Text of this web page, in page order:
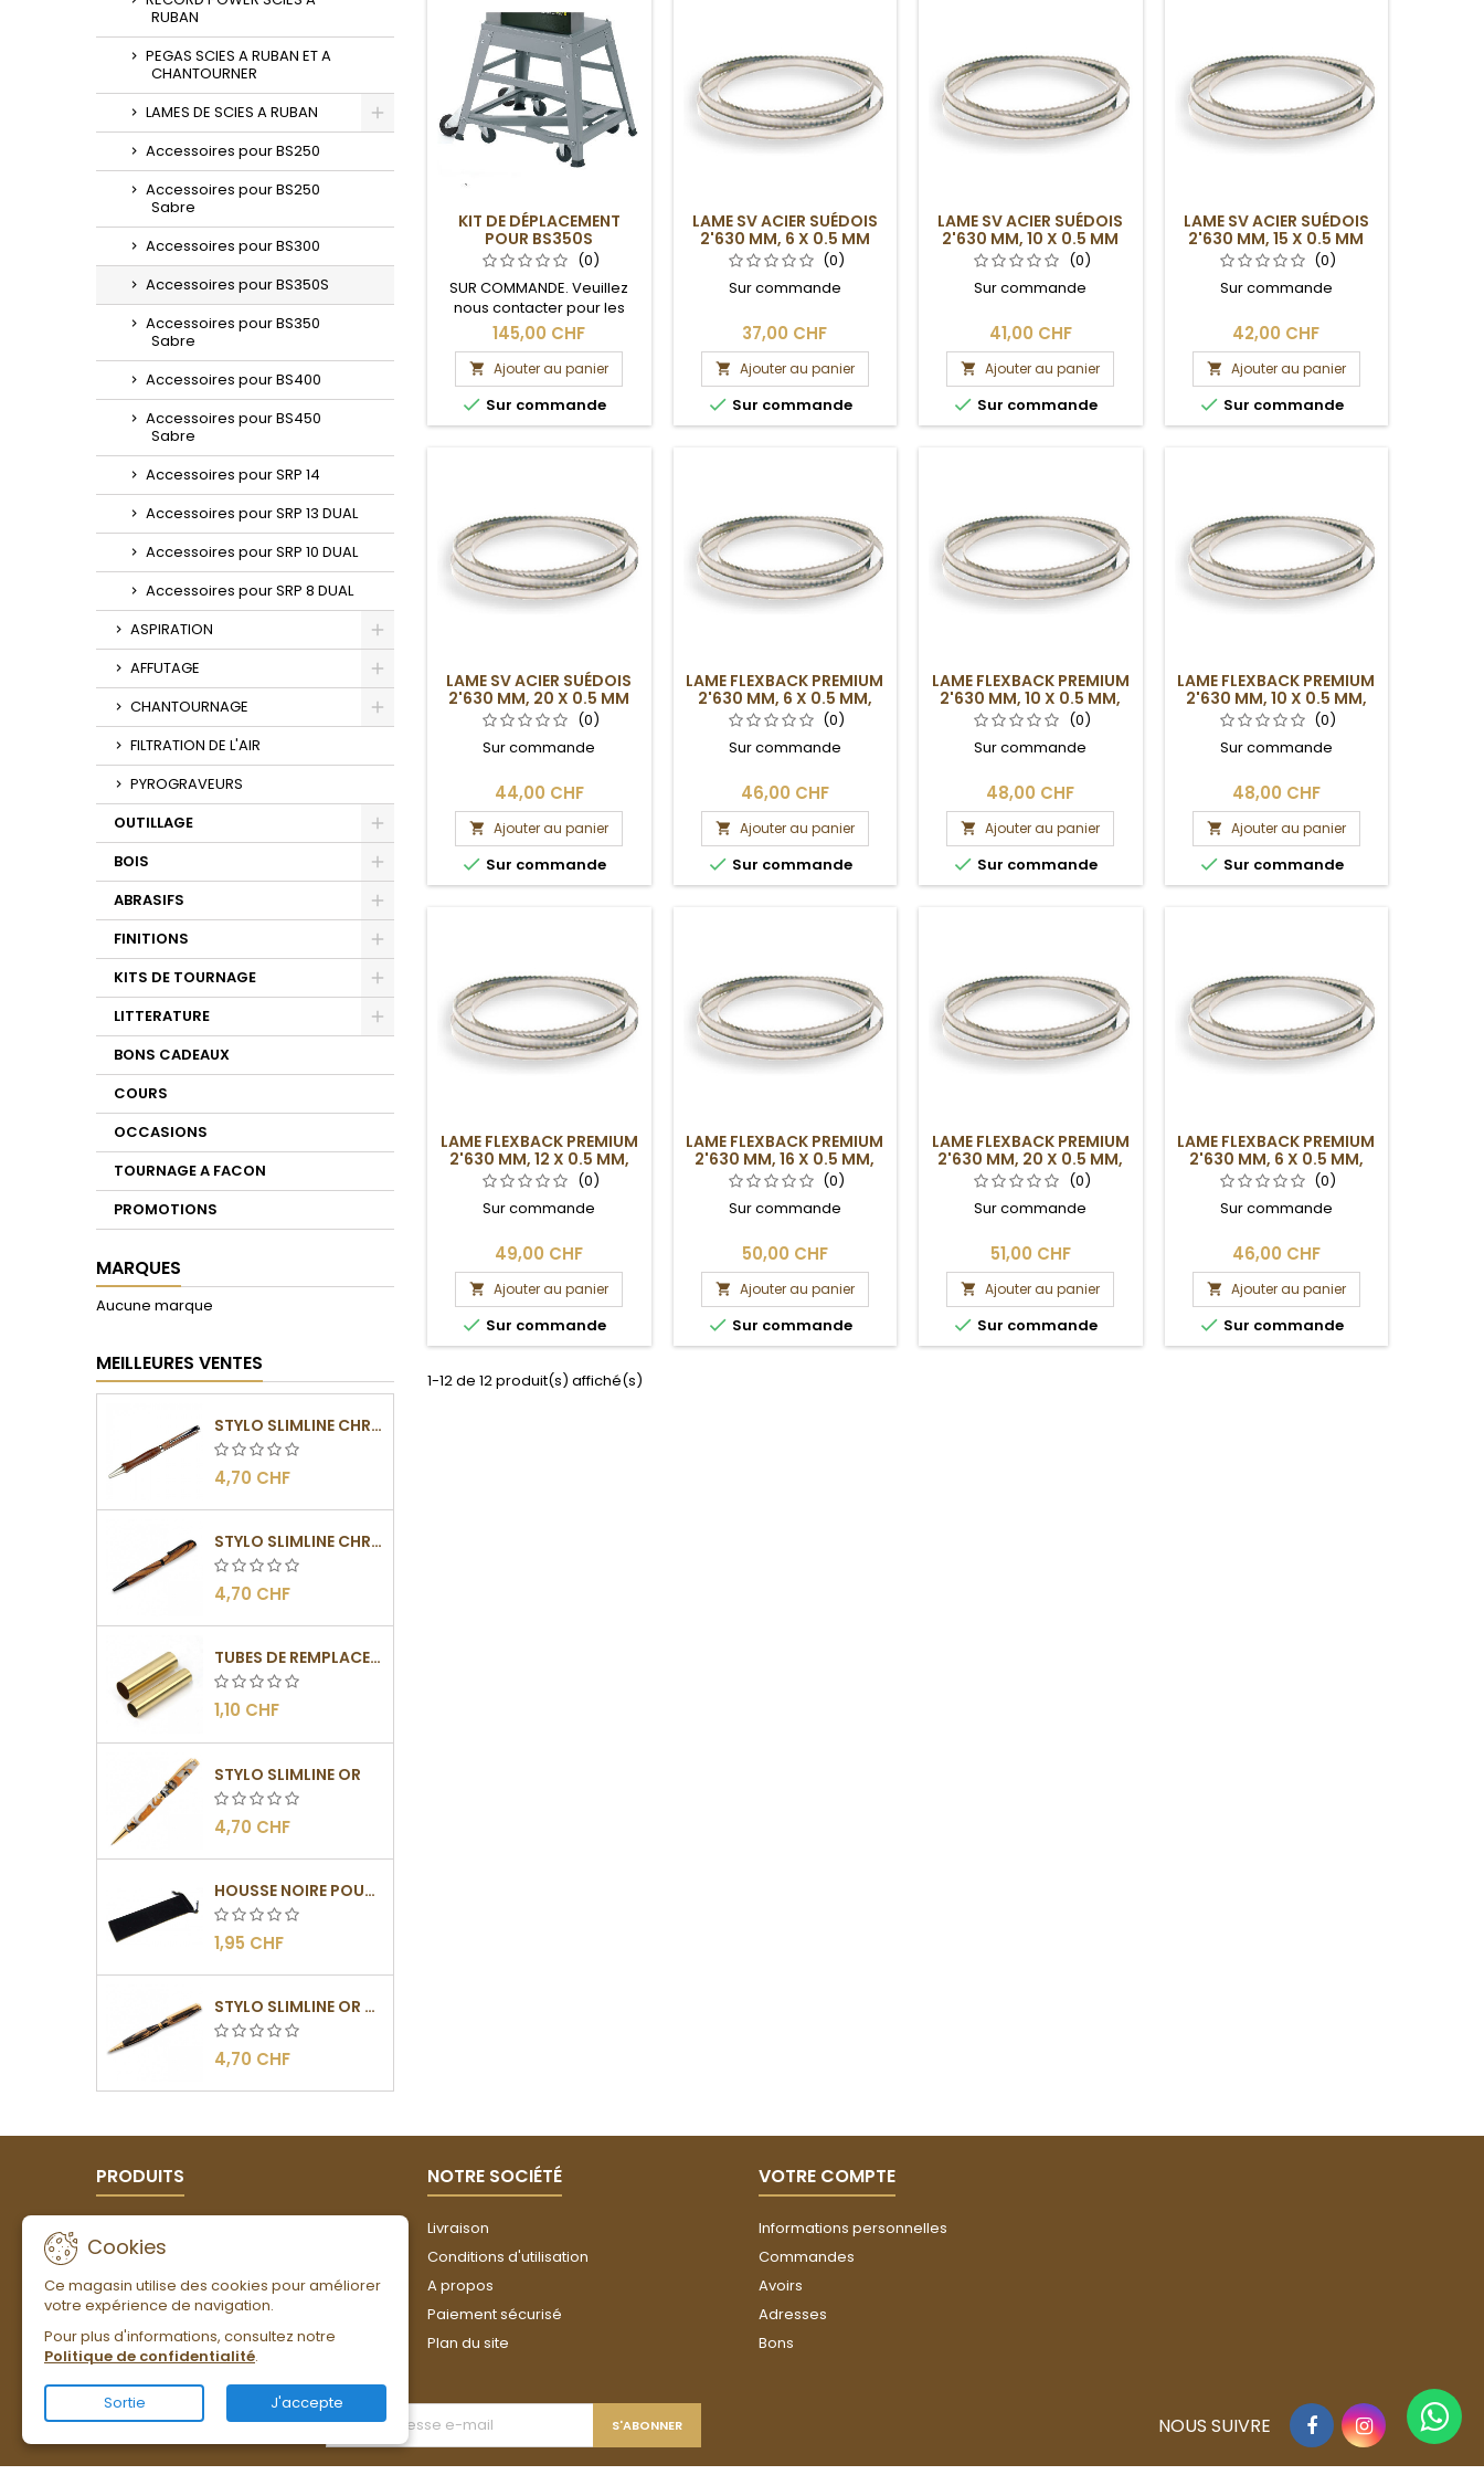
RUBAN
PEGAS SCIES A RUBAN ET A
CHANTOURNER
LAMES DE SCIES A RUBAN
Toggle
Accessoires pour BS250
Accessoires pour BS250
Sabre
Accessoires pour BS300
Accessoires pour BS350S
Accessoires pour BS350
Sabre
Accessoires pour BS400
Accessoires pour BS450
Sabre
Accessoires pour SRP 14
Accessoires pour SRP 13 DUAL
Accessoires pour SRP 10 DUAL
Accessoires pour SRP 8 DUAL
ASPIRATION
AFFUTAGE
Toggle
CHANTOURNAGE
FILTRATION DE L'AIR
PYROGRAVEURS
OUTILLAGE
Toggle
BOIS
Toggle
ABRASIFS
FINITIONS
KITS DE TOURNAGE
Toggle
LITTERATURE
Toggle
BONS CADEAUX
COURS
OCCASIONS
TOURNAGE A FACON
PROMOTIONS
MARQUES
Aucune marque
MEILLEURES VENTES
STYLO SLIMLINE CHROMÉ
4,70 CHF
STYLO SLIMLINE CHROMÉ NOIR
4,70 CHF
TUBES DE REMPLACEMENT POUR MÉCANISME SLIMLINE
1,10 CHF
STYLO SLIMLINE OR
4,70 CHF
HOUSSE NOIRE POUR STYLO
1,95 CHF
STYLO SLIMLINE OR - BARRETTE PLATE
4,70 CHF
KIT DE DÉPLACEMENT
POUR BS350S
(0)
SUR COMMANDE. Veuillez
nous contacter pour les
délais de livraison et les
frais de port.
145,00 CHF
 Ajouter au panier
 Sur commande
LAME SV ACIER SUÉDOIS
2'630 MM, 6 X 0.5 MM
(0)
Sur commande
37,00 CHF
 Ajouter au panier
 Sur commande
LAME SV ACIER SUÉDOIS
2'630 MM, 10 X 0.5 MM
(0)
Sur commande
41,00 CHF
 Ajouter au panier
 Sur commande
LAME SV ACIER SUÉDOIS
2'630 MM, 15 X 0.5 MM
(0)
Sur commande
42,00 CHF
 Ajouter au panier
 Sur commande
LAME SV ACIER SUÉDOIS
2'630 MM, 20 X 0.5 MM
(0)
Sur commande
44,00 CHF
 Ajouter au panier
 Sur commande
LAME FLEXBACK PREMIUM
2'630 MM, 6 X 0.5 MM,
6DPP
(0)
Sur commande
46,00 CHF
 Ajouter au panier
 Sur commande
LAME FLEXBACK PREMIUM
2'630 MM, 10 X 0.5 MM,
4DPP
(0)
Sur commande
48,00 CHF
 Ajouter au panier
 Sur commande
LAME FLEXBACK PREMIUM
2'630 MM, 10 X 0.5 MM,
6DPP
(0)
Sur commande
48,00 CHF
 Ajouter au panier
 Sur commande
LAME FLEXBACK PREMIUM
2'630 MM, 12 X 0.5 MM,
4DPP
(0)
Sur commande
49,00 CHF
 Ajouter au panier
 Sur commande
LAME FLEXBACK PREMIUM
2'630 MM, 16 X 0.5 MM,
4DPP
(0)
Sur commande
50,00 CHF
 Ajouter au panier
 Sur commande
LAME FLEXBACK PREMIUM
2'630 MM, 20 X 0.5 MM,
4DPP
(0)
Sur commande
51,00 CHF
 Ajouter au panier
 Sur commande
LAME FLEXBACK PREMIUM
2'630 MM, 6 X 0.5 MM,
4DPP
(0)
Sur commande
46,00 CHF
 Ajouter au panier
 Sur commande
1-12 de 12 produit(s) affiché(s)
PRODUITS
Nouveaux produits
Meilleures ventes
NOTRE SOCIÉTÉ
Livraison
Conditions d'utilisation
A propos
Paiement sécurisé
Plan du site
VOTRE COMPTE
Informations personnelles
Commandes
Avoirs
Adresses
Bons
Cookies
Ce magasin utilise des cookies pour améliorer
votre expérience de navigation.
Pour plus d'informations, consultez notre
Politique de confidentialité.
Sortie J'accepte
LETTRE D'INFORMATIONS FacebookInstagram
NOUS SUIVRE